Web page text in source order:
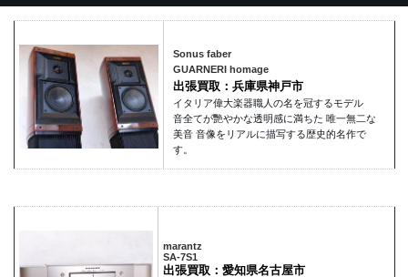
Sonus faber
GUARNERI homage
出張買取：兵庫県神戸市
イタリア偉大楽器職人の名を冠するモデル
音全てが艷やかな透明感に満ちた 唯一無二な
美音 音像をリアルに描写する歴史的名作で
す。
marantz
SA-7S1
出張買取：愛知県名古屋市